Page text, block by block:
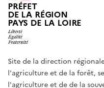
PRÉFET
DE LA RÉGION
PAYS DE LA LOIRE
Site de la direction
l'agriculture et de la forêt,
l'agriculture et de de la